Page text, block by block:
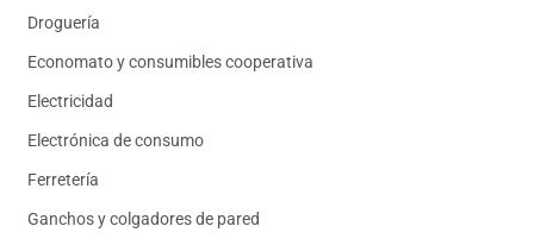
Droguería
Economato y consumibles cooperativa
Electricidad
Electrónica de consumo
Ferretería
Ganchos y colgadores de pared